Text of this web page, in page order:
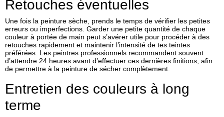
Retouches éventuelles
Une fois la peinture sèche, prends le temps de vérifier les petites
erreurs ou imperfections. Garder une petite quantité de chaque
couleur à portée de main peut s’avérer utile pour procéder à des
retouches rapidement et maintenir l’intensité de tes teintes
préférées. Les peintres professionnels recommandent souvent
d’attendre 24 heures avant d’effectuer ces dernières finitions, afin
de permettre à la peinture de sécher complètement.
Entretien des couleurs à long
terme